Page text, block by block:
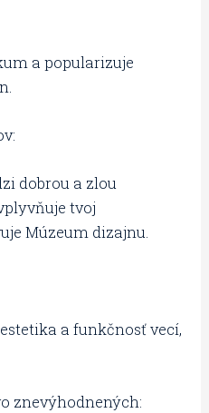
a popularizuje
dobrou a zlou
tvoj
Múzeum dizajnu.
a funkčnosť vecí,
znevýhodnených: